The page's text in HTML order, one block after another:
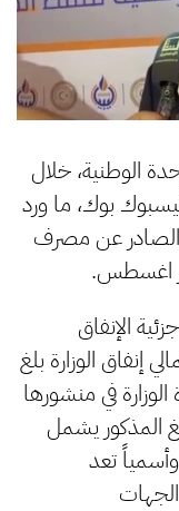
الوطنية، خلال
بوك، ما ورد
الصادر عن مصرف
اغسطس.
الإنفاق
إنفاق الوزارة بلغ
مؤكدة الوزارة في منشورها
المذكور يشمل
وأسمياً تعد